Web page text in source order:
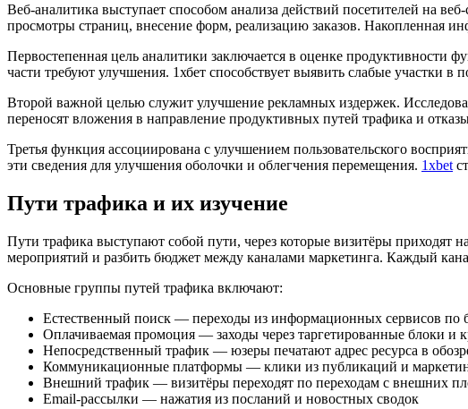
Веб-аналитика выступает способом анализа действий посетителей на
просмотры страниц, внесение форм, реализацию заказов. Накопленная
Первостепенная цель аналитики заключается в оценке
части требуют улучшения. 1хбет способствует выявить слабые участки
Второй важной целью служит улучшение рекламных издержек.
переносят вложения в направление продуктивных путей трафика и
Третья функция ассоциирована с улучшением пользовательского
эти сведения для улучшения оболочки и облегчения перемещения. 1хbet
Пути трафика и их изучение
Пути трафика выступают собой пути, через которые визитёры приходят
мероприятий и разбить бюджет между каналами маркетинга. Каждый
Основные группы путей трафика включают:
Естественный поиск — переходы из информационных сервисов по
Оплачиваемая промоция — заходы через таргетированные блоки и
Непосредственный трафик — юзеры печатают адрес ресурса в
Коммуникационные платформы — клики из публикаций и
Внешний трафик — визитёры переходят по переходам с внешних
Email-рассылки — нажатия из посланий и новостных сводок